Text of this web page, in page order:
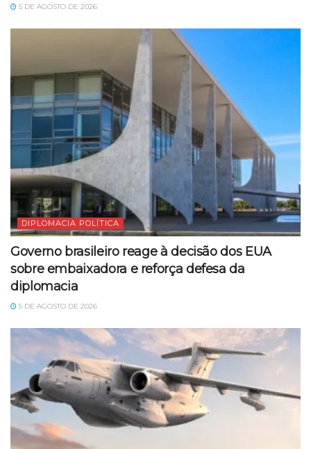
5 DE AGOSTO DE 2026
DIPLOMACIA POLÍTICA
Governo brasileiro reage à decisão dos EUA
sobre embaixadora e reforça defesa da
diplomacia
5 DE AGOSTO DE 2026